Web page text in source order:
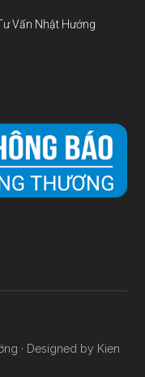
Vấn Nhật Hướng
· Designed by Kien